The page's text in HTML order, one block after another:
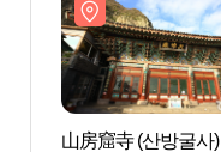
山房窟寺 (산방굴사)